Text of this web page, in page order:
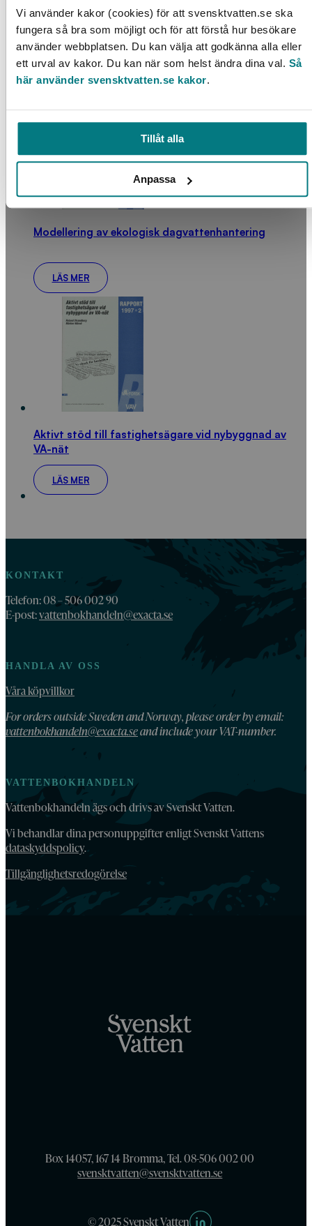
Vi använder kakor (cookies) för att svensktvatten.se ska
fungera så bra som möjligt och för att förstå hur besökare
använder webbplatsen. Du kan välja att godkänna alla eller
ett urval av kakor. Du kan när som helst ändra dina val. Så
här använder svensktvatten.se kakor.
Tillåt alla
Anpassa
Dosering av biokultur i en igensatt
infiltrationsanläggning
0kr
LÄS MER
Modellering av ekologisk dagvattenhantering
LÄS MER
Aktivt stöd till fastighetsägare vid nybyggnad av
VA-nät
LÄS MER
KONTAKT
Telefon: 08 – 506 002 90
E-post:vattenbokhandeln@exacta.se
HANDLA AV OSS
Våra köpvillkor
For orders outside Sweden and Norway, please order by email:
vattenbokhandeln@exacta.seand include your VAT-number.
VATTENBOKHANDELN
Vattenbokhandeln ägs och drivs av Svenskt Vatten.
Vi behandlar dina personuppgifter enligt Svenskt Vattens
dataskyddspolicy.
Tillgänglighetsredogörelse
Box 14057, 167 14 Bromma, Tel. 08-506 002 00
svensktvatten@svensktvatten.se
© 2025 Svenskt Vatten